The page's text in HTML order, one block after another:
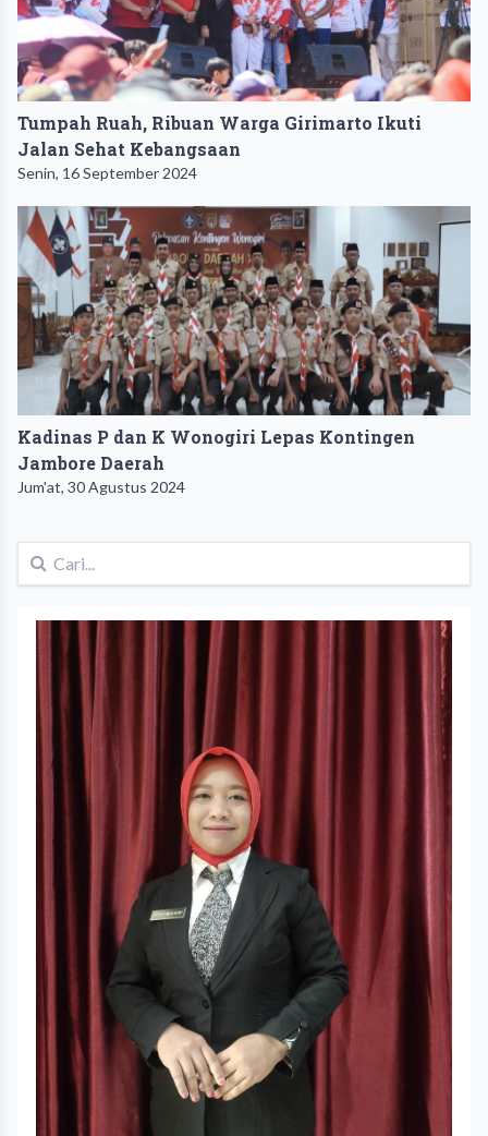
Tumpah Ruah, Ribuan Warga Girimarto Ikuti
Jalan Sehat Kebangsaan
Senin, 16 September 2024
Kadinas P dan K Wonogiri Lepas Kontingen
Jambore Daerah
Jum'at, 30 Agustus 2024